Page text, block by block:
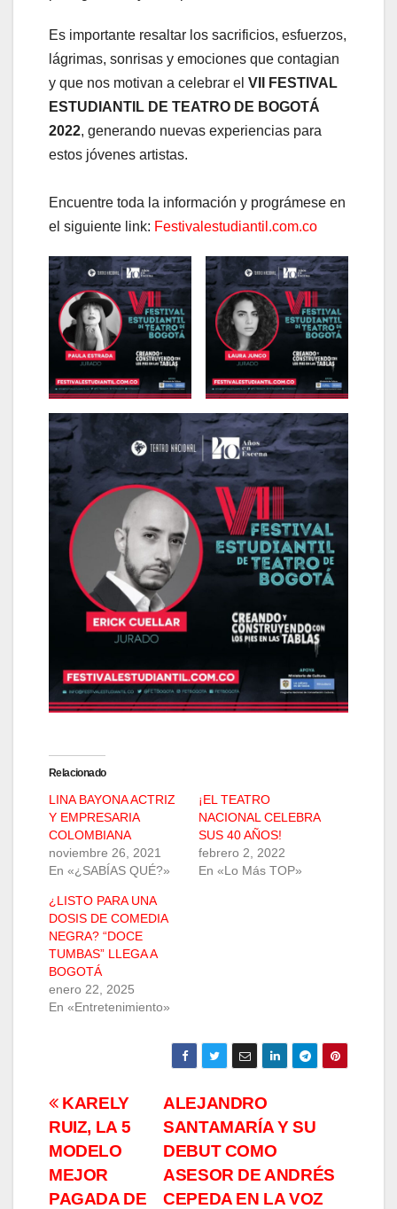
Es importante resaltar los sacrificios, esfuerzos,
lágrimas, sonrisas y emociones que contagian
y que nos motivan a celebrar el VII FESTIVAL
ESTUDIANTIL DE TEATRO DE BOGOTÁ
2022, generando nuevas experiencias para
estos jóvenes artistas.
Encuentre toda la información y prográmese en
el siguiente link: Festivalestudiantil.com.co
Relacionado
LINA BAYONA ACTRIZ
Y EMPRESARIA
COLOMBIANA
noviembre 26, 2021
En «¿SABÍAS QUÉ?»
¡EL TEATRO
NACIONAL CELEBRA
SUS 40 AÑOS!
febrero 2, 2022
En «Lo Más TOP»
¿LISTO PARA UNA
DOSIS DE COMEDIA
NEGRA? “DOCE
TUMBAS” LLEGA A
BOGOTÁ
enero 22, 2025
En «Entretenimiento»
Navegación
de
entradas
ALEJANDRO
SANTAMARÍA Y SU
DEBUT COMO
ASESOR DE ANDRÉS
CEPEDA EN LA VOZ
KARELY
RUIZ, LA 5
MODELO
MEJOR
PAGADA DE